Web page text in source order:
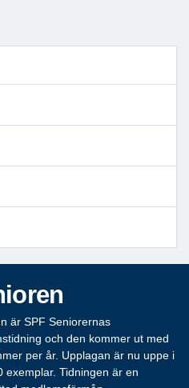
är SPF Seniorernas
och den kommer ut med
per år. Upplagan är nu uppe i
exemplar. Tidningen är en